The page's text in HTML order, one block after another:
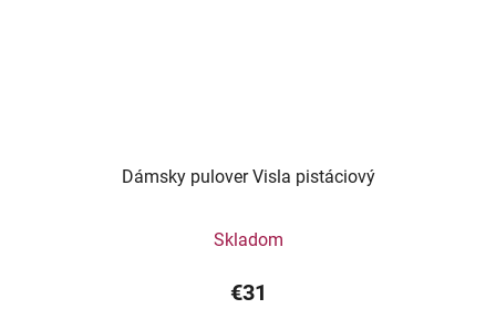
Dámsky pulover Visla pistáciový
Skladom
€31